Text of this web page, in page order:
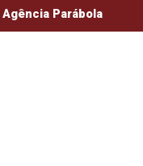
Agência Parábola